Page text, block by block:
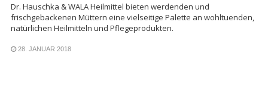
Dr. Hauschka & WALA Heilmittel bieten werdenden und
frischgebackenen Müttern eine vielseitige Palette an wohltuenden,
natürlichen Heilmitteln und Pflegeprodukten.
28. JANUAR 2018